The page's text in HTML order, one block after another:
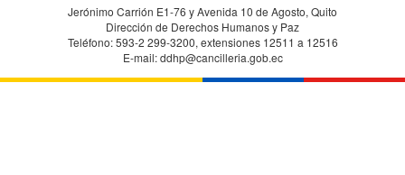
Jerónimo Carrión E1-76 y Avenida 10 de Agosto, Quito
Dirección de Derechos Humanos y Paz
Teléfono: 593-2 299-3200, extensiones 12511 a 12516
E-mail: ddhp@cancilleria.gob.ec